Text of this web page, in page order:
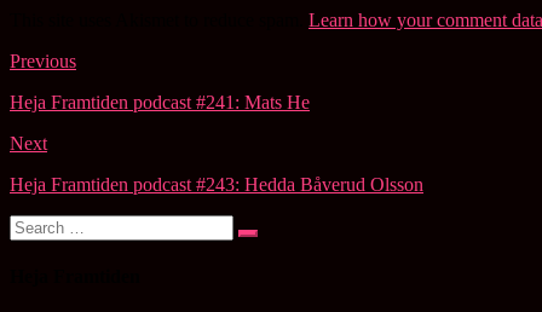
Learn how your comment
Post
navigation
Previous
Heja Framtiden podcast #241: Mats He
Next
Heja Framtiden podcast #243: Hedda Båverud Olsson
Search
for:
Search